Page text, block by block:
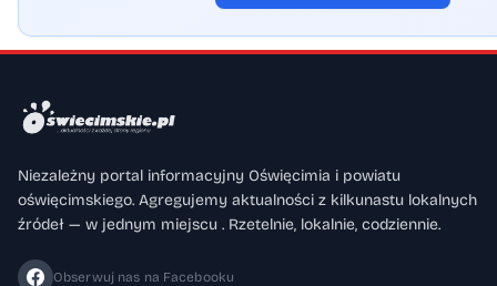
Niezależny portal informacyjny Oświęcimia i powiatu
oświęcimskiego. Agregujemy aktualności z kilkunastu lokalnych
źródeł — w jednym miejscu . Rzetelnie, lokalnie, codziennie.
Obserwuj nas na Facebooku